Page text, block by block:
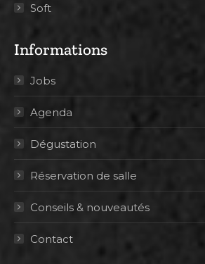
Soft
Informations
Jobs
Agenda
Dégustation
Réservation de salle
Conseils & nouveautés
Contact